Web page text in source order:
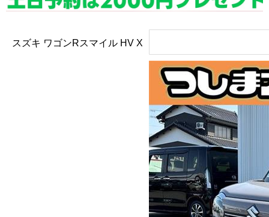
スズキ ワゴンRスマイル HV X